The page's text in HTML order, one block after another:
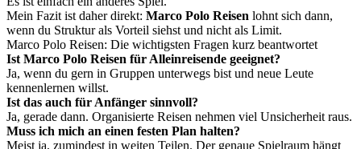
Mein Fazit ist daher direkt: Marco Polo Reisen lohnt sich dann,
wenn du Struktur als Vorteil siehst und nicht als Limit.
Marco Polo Reisen: Die wichtigsten Fragen kurz beantwortet
Ist Marco Polo Reisen für Alleinreisende geeignet?
Ja, wenn du gern in Gruppen unterwegs bist und neue Leute
kennenlernen willst.
Ist das auch für Anfänger sinnvoll?
Ja, gerade dann. Organisierte Reisen nehmen viel Unsicherheit raus.
Muss ich mich an einen festen Plan halten?
Meist ja, zumindest in weiten Teilen. Der genaue Spielraum hängt